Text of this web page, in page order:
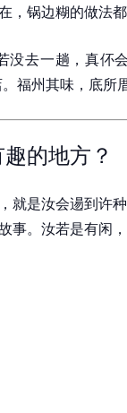
，锅边糊的做法
去一趟，真伓
福州其味，底所
的地方？
就是汝会逿到许
事。汝若是有闲